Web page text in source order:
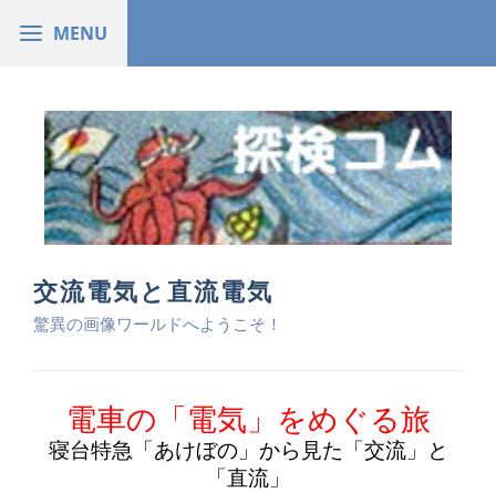
交流電気と直流電気
驚異の画像ワールドへようこそ！
電車の「電気」をめぐる旅
寝台特急「あけぼの」から見た「交流」と
「直流」